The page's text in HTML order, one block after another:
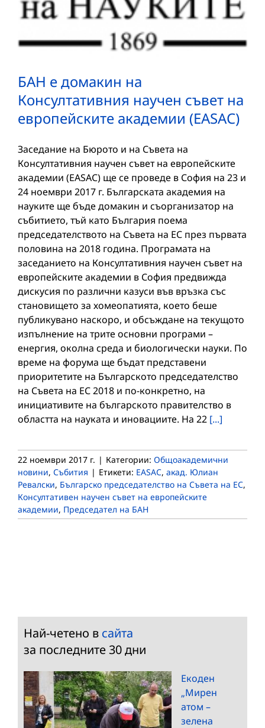
БАН е домакин на
Консултативния научен съвет на
европейските академии (EASAC)
Заседание на Бюрото и на Съвета на
Консултативния научен съвет на европейските
академии (EASAC) ще се проведе в София на 23 и
24 ноември 2017 г. Българската академия на
науките ще бъде домакин и съорганизатор на
събитието, тъй като България поема
председателството на Съвета на ЕС през първата
половина на 2018 година. Програмата на
заседанието на Консултативния научен съвет на
европейските академии в София предвижда
дискусия по различни казуси във връзка със
становището за хомеопатията, което беше
публикувано наскоро, и обсъждане на текущото
изпълнение на трите основни програми –
енергия, околна среда и биологически науки. По
време на форума ще бъдат представени
приоритетите на Българското председателство
на Съвета на ЕС 2018 и по-конкретно, на
инициативите на българското правителство в
областта на науката и иновациите. На 22 [...]
22 ноември 2017 г. | Категории: Общоакадемични
новини, Събития | Етикети: EASAC, акад. Юлиан
Ревалски, Българско председателство на Съвета на ЕС,
Консултативен научен съвет на европейските
академии, Председател на БАН
Най-четено в сайта
за последните 30 дни
Екоден
„Мирен
атом –
зелена